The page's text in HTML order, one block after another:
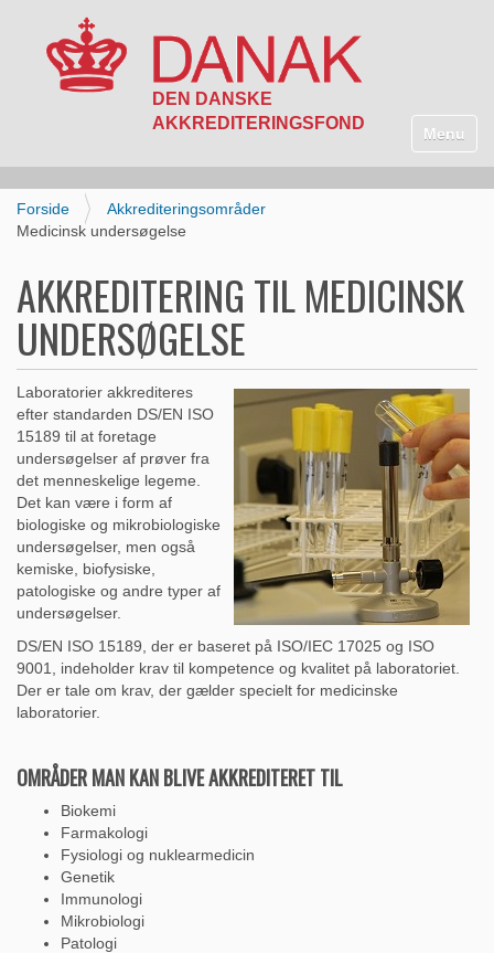
Toggle
Forside
Akkrediteringsområder
Medicinsk undersøgelse
AKKREDITERING TIL MEDICINSK
UNDERSØGELSE
Laboratorier akkrediteres
efter standarden DS/EN ISO
15189 til at foretage
undersøgelser af prøver fra
det menneskelige legeme.
Det kan være i form af
biologiske og mikrobiologiske
undersøgelser, men også
kemiske, biofysiske,
patologiske og andre typer af
undersøgelser.
DS/EN ISO 15189, der er baseret på ISO/IEC 17025 og ISO
9001, indeholder krav til kompetence og kvalitet på laboratoriet.
Der er tale om krav, der gælder specielt for medicinske
laboratorier.
OMRÅDER MAN KAN BLIVE AKKREDITERET TIL
Biokemi
Farmakologi
Fysiologi og nuklearmedicin
Genetik
Immunologi
Mikrobiologi
Patologi